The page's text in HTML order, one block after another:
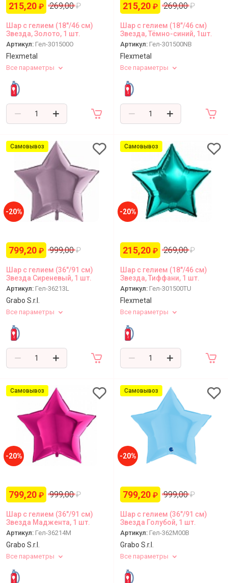
215,20 ₽ 269,00 ₽
Шар с гелием (18''/46 см)
Звезда, Золото, 1 шт.
Артикул: Гел-301500O
Flexmetal
Все параметры
215,20 ₽ 269,00 ₽
Шар с гелием (18"/46 см)
Звезда, Тёмно-синий, 1шт.
Артикул: Гел-301500NB
Flexmetal
Все параметры
Самовывоз
-20%
799,20 ₽ 999,00 ₽
Шар с гелием (36"/91 см)
Звезда Сиреневый, 1 шт.
Артикул: Гел-36213L
Grabo S.r.l.
Все параметры
Самовывоз
-20%
215,20 ₽ 269,00 ₽
Шар с гелием (18''/46 см)
Звезда, Тиффани, 1 шт.
Артикул: Гел-301500TU
Flexmetal
Все параметры
Самовывоз
-20%
799,20 ₽ 999,00 ₽
Шар с гелием (36"/91 см)
Звезда Маджента, 1 шт.
Артикул: Гел-36214M
Grabo S.r.l.
Все параметры
Самовывоз
-20%
799,20 ₽ 999,00 ₽
Шар с гелием (36"/91 см)
Звезда Голубой, 1 шт.
Артикул: Гел-362M00B
Grabo S.r.l.
Все параметры